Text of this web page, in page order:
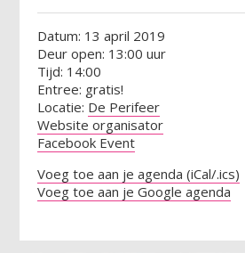
Datum: 13 april 2019
Deur open: 13:00 uur
Tijd: 14:00
Entree: gratis!
Locatie: De Perifeer
Website organisator
Facebook Event
Voeg toe aan je agenda (iCal/.ics)
Voeg toe aan je Google agenda